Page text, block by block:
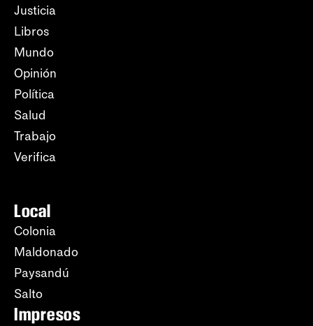
Justicia
Libros
Mundo
Opinión
Política
Salud
Trabajo
Verifica
Local
Colonia
Maldonado
Paysandú
Salto
Impresos